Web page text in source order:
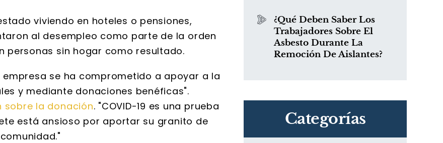
viviendo en hoteles o pensiones,
al desempleo como parte de la orden
personas sin hogar como resultado.
empresa se ha comprometido a apoyar a la
y mediante donaciones benéficas".
sobre la donación. "COVID-19 es una prueba
está ansioso por aportar su granito de
¿Qué Deben Saber Los
Trabajadores Sobre El
Asbesto Durante La
Remoción De Aislantes?
Categorías